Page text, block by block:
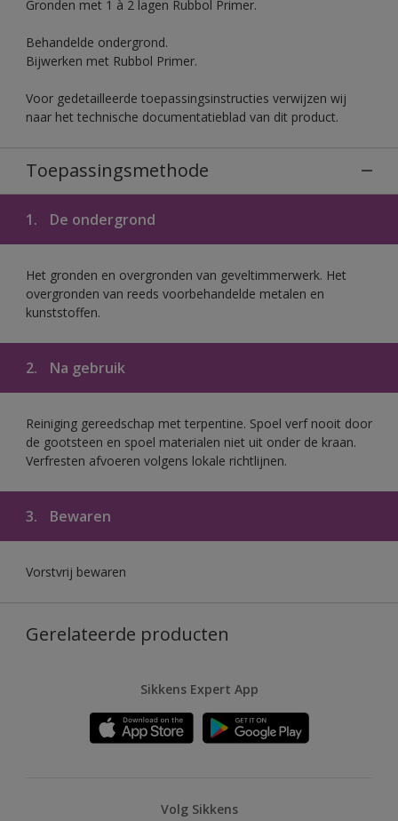
Gronden met 1 à 2 lagen Rubbol Primer.
Behandelde ondergrond.
Bijwerken met Rubbol Primer.
Voor gedetailleerde toepassingsinstructies verwijzen wij
naar het technische documentatieblad van dit product.
Toepassingsmethode
1. De ondergrond
Het gronden en overgronden van geveltimmerwerk. Het
overgronden van reeds voorbehandelde metalen en
kunststoffen.
2. Na gebruik
Reiniging gereedschap met terpentine. Spoel verf nooit door
de gootsteen en spoel materialen niet uit onder de kraan.
Verfresten afvoeren volgens lokale richtlijnen.
3. Bewaren
Vorstvrij bewaren
Gerelateerde producten
Sikkens Expert App
Volg Sikkens